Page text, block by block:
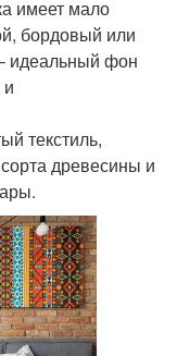
имеет мало
бордовый или
идеальный фон
текстиль,
древесины и